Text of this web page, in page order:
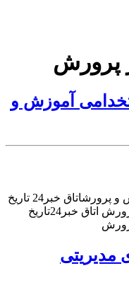
آموزش و
تاریخ ثبت‌نام در آزمون استخدامی آموزش و پرورشاتاق خبر24 تاریخ
ثبت‌نام در آزمون استخدامی آموزش و پرورش اتاق خبر24تاریخ
مدیریتی